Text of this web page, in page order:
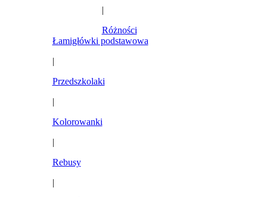
|
Różności
Łamigłówki podstawowa
|
Przedszkolaki
|
Kolorowanki
|
Rebusy
|